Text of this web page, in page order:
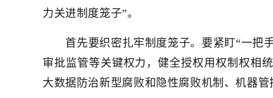
力关进制度笼子”。
首先要织密扎牢制度笼子。要紧盯“一把手
审批监管等关键权力，健全授权用权制权相
大数据防治新型腐败和隐性腐败机制、机器